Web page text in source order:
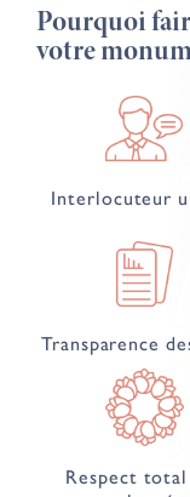
Pourquoi
votre
Interlocuteur
Transparence
Respect total